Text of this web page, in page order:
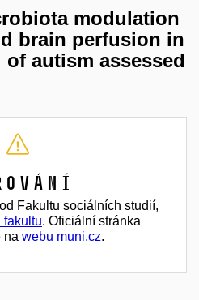
modulation
brain perfusion in
autism assessed
Fakultu sociálních studií,
fakultu. Oficiální stránka
na webu muni.cz.